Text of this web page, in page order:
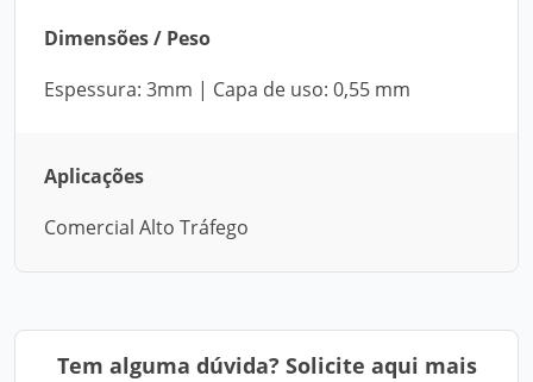
Dimensões / Peso
Espessura: 3mm | Capa de uso: 0,55 mm
Aplicações
Comercial Alto Tráfego
Tem alguma dúvida? Solicite aqui mais